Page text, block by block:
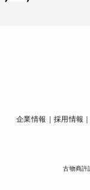
企業情報 採用情報
古物商